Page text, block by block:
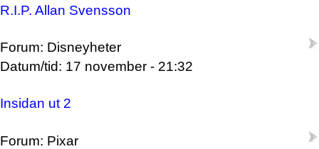
R.I.P. Allan Svensson
Forum: Disneyheter
Datum/tid: 17 november - 21:32
Insidan ut 2
Forum: Pixar